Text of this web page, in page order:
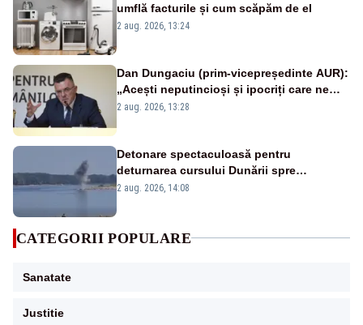
umflă facturile și cum scăpăm de el
2 aug. 2026, 13:24
Dan Dungaciu (prim-vicepreședinte AUR):
„Acești neputincioși și ipocriți care ne
conduc”
2 aug. 2026, 13:28
Detonare spectaculoasă pentru
deturnarea cursului Dunării spre
Cernavodă. Imagini MApN – VIDEO
2 aug. 2026, 14:08
CATEGORII POPULARE
Sanatate
Justitie